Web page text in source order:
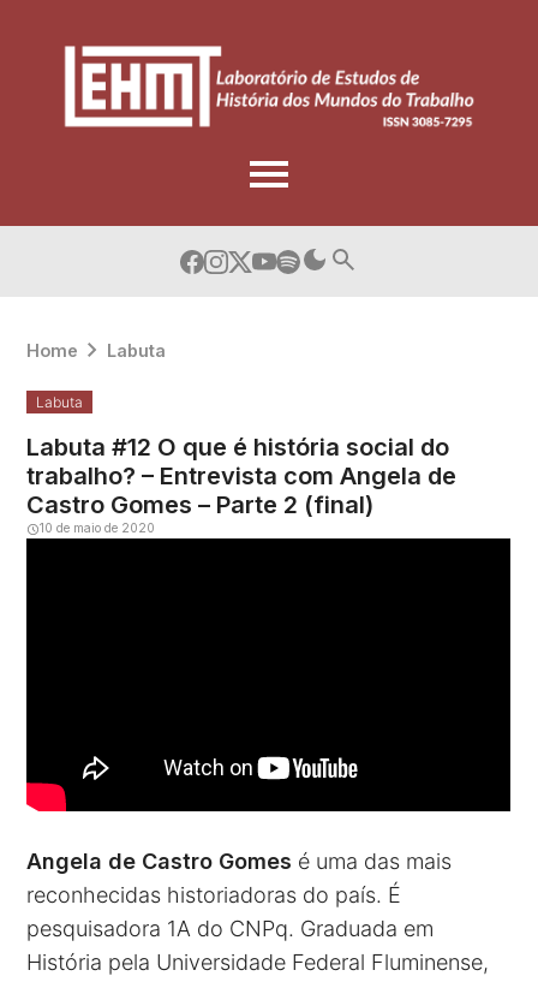
Home Labuta
Labuta
Labuta #12 O que é história social do
trabalho? – Entrevista com Angela de
Castro Gomes – Parte 2 (final)
10 de maio de 2020
Angela de Castro Gomes é uma das mais
reconhecidas historiadoras do país. É
pesquisadora 1A do CNPq. Graduada em
História pela Universidade Federal Fluminense,